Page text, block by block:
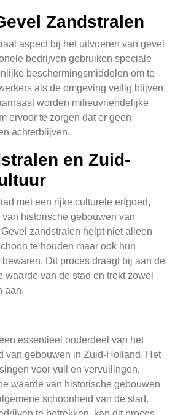
Zandstralen
aspect bij het uitvoeren van gevel
bedrijven gebruiken speciale
beschermingsmiddelen om te
als de omgeving veilig blijven
worden milieuvriendelijke
ervoor te zorgen dat er geen
achterblijven.
en Zuid-
met een rijke culturele erfgoed,
historische gebouwen van
zandstralen helpt niet alleen
te houden maar ook hun
Dit proces draagt bij aan de
waarde van de stad en trekt zowel
aan.
essentieel onderdeel van het
van gebouwen in Zuid-Holland. Het
voor vuil en vervuilingen,
waarde van historische gebouwen
schoonheid van de stad.